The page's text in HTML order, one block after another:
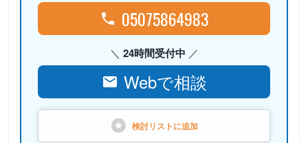
05075864983
24時間受付中
Webで相談
検討リストに追加